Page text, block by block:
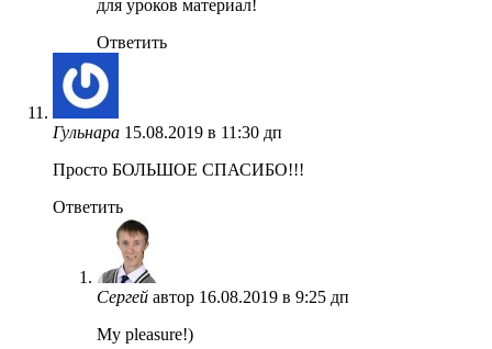
для уроков материал!
Ответить
Гульнара 15.08.2019 в 11:30 дп
Просто БОЛЬШОЕ СПАСИБО!!!
Ответить
Сергей автор 16.08.2019 в 9:25 дп
My pleasure!)